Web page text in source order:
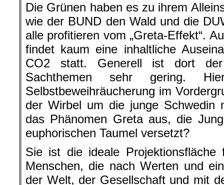
Die Grünen haben es zu ihrem
wie der BUND den Wald und die
alle profitieren vom „Greta-Effekt“.
findet kaum eine inhaltliche
CO2 statt. Generell ist dort
Sachthemen sehr gering.
Selbstbeweihräucherung im
der Wirbel um die junge Schwedin
das Phänomen Greta aus, die
euphorischen Taumel versetzt?
Sie ist die ideale Projektionsfläche
Menschen, die nach Werten und
der Welt, der Gesellschaft und mit